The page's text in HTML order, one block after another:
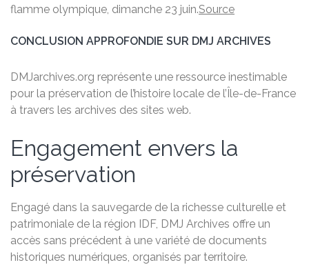
flamme olympique, dimanche 23 juin.Source
CONCLUSION APPROFONDIE SUR DMJ ARCHIVES
DMJarchives.org représente une ressource inestimable
pour la préservation de l’histoire locale de l’Île-de-France
à travers les archives des sites web.
Engagement envers la
préservation
Engagé dans la sauvegarde de la richesse culturelle et
patrimoniale de la région IDF, DMJ Archives offre un
accès sans précédent à une variété de documents
historiques numériques, organisés par territoire.